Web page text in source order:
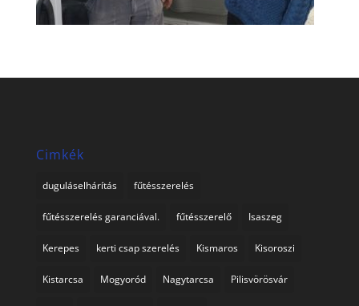
Cimkék
duguláselhárítás fűtésszerelés
fűtésszerelés garanciával. fűtésszerelő Isaszeg
Kerepes kerti csap szerelés Kismaros Kisoroszi
Kistarcsa Mogyoród Nagytarcsa Pilisvörösvár